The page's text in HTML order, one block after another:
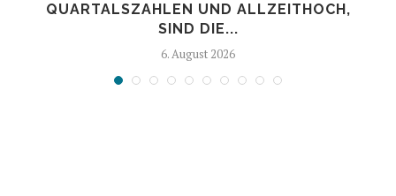
QUARTALSZAHLEN UND ALLZEITHOCH,
SIND DIE...
6. August 2026